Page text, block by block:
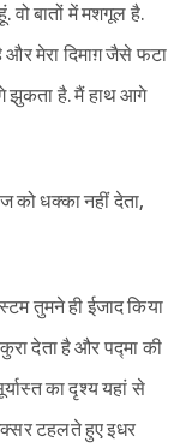
वो बातों में मशगूल है.
और मेरा दिमाग़ जैसे फटा
झुकता है. मैं हाथ आगे
को धक्का नहीं देता,
तुमने ही ईजाद किया
देता है और पद्मा की
का दृश्य यहां से
टहलते हुए इधर